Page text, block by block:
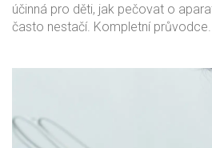
účinná pro děti, jak pečovat o
často nestačí. Kompletní průvodce.